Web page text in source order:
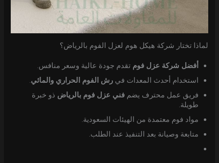
لماذا تختار شركة هيكل هوم لعزل الفوم بالرياض؟
أفضل شركة عزل فوم تقدم جودة عالية وسعر منافس.
استخدام أحدث المعدات فيرش الفوم الحراري والمائي.
فريق عمل محترف يضمفني عزل فوم بالرياض ذو خبرة
طويلة.
مواد فوم معتمدة من الهيئات السعودية.
متابعة وصيانة بعد التنفيذ عند الطلب.